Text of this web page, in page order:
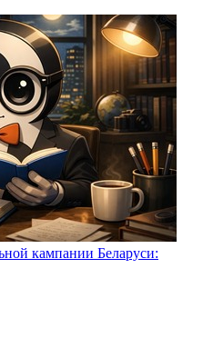
кампании Беларуси: